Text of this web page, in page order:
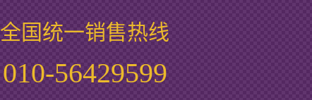
全国统一销售热线
010-56429599